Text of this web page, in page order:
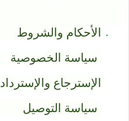
الأحكام والشروط
سياسة الخصوصية
الإسترجاع والإسترداد
سياسة التوصيل